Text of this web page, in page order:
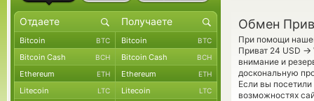
Обмен
При помощи
Приват 24 USD →
внимание и
доскональную
Если вы
возможностях
Bitcoin BTC Bitcoin BTC
Bitcoin Cash BCH Bitcoin Cash BCH
Ethereum ETH Ethereum ETH
Litecoin LTC Litecoin LTC